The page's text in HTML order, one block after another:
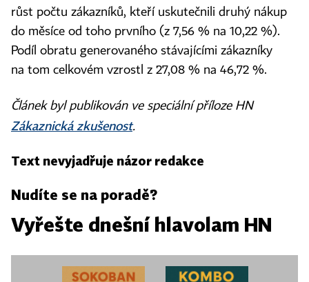
růst počtu zákazníků, kteří uskutečnili druhý nákup
do měsíce od toho prvního (z 7,56 % na 10,22 %).
Podíl obratu generovaného stávajícími zákazníky
na tom celkovém vzrostl z 27,08 % na 46,72 %.
Článek byl publikován ve speciální příloze HN
Zákaznická zkušenost.
Text nevyjadřuje názor redakce
Nudíte se na poradě?
Vyřešte dnešní hlavolam HN